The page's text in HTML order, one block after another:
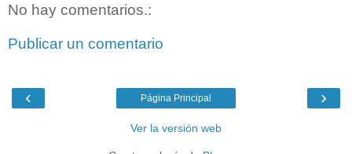
No hay comentarios.:
Publicar un comentario
‹ ›
Página Principal
Ver la versión web